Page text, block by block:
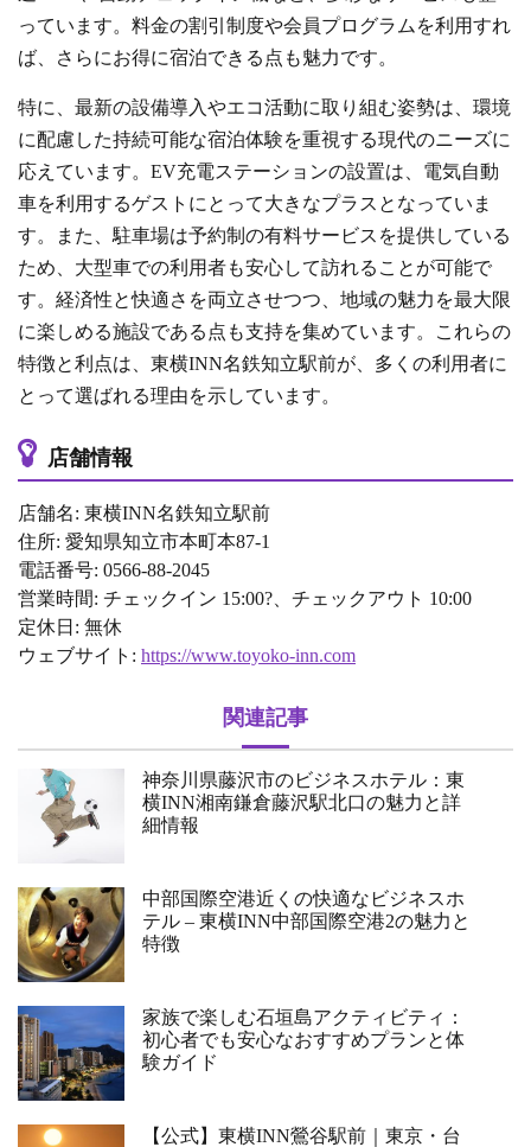
っています。料金の割引制度や会員プログラムを利用すれ
ば、さらにお得に宿泊できる点も魅力です。
特に、最新の設備導入やエコ活動に取り組む姿勢は、環境
に配慮した持続可能な宿泊体験を重視する現代のニーズに
応えています。EV充電ステーションの設置は、電気自動
車を利用するゲストにとって大きなプラスとなっていま
す。また、駐車場は予約制の有料サービスを提供している
ため、大型車での利用者も安心して訪れることが可能で
す。経済性と快適さを両立させつつ、地域の魅力を最大限
に楽しめる施設である点も支持を集めています。これらの
特徴と利点は、東横INN名鉄知立駅前が、多くの利用者に
とって選ばれる理由を示しています。
店舗情報
店舗名: 東横INN名鉄知立駅前
住所: 愛知県知立市本町本87-1
電話番号: 0566-88-2045
営業時間: チェックイン 15:00?、チェックアウト 10:00
定休日: 無休
ウェブサイト: https://www.toyoko-inn.com
関連記事
神奈川県藤沢市のビジネスホテル：東
横INN湘南鎌倉藤沢駅北口の魅力と詳
細情報
中部国際空港近くの快適なビジネスホ
テル – 東横INN中部国際空港2の魅力と
特徴
家族で楽しむ石垣島アクティビティ：
初心者でも安心なおすすめプランと体
験ガイド
【公式】東横INN鶯谷駅前｜東京・台